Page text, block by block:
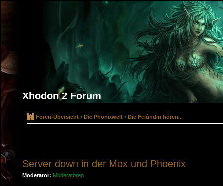
Xhodon 2 Forum
Foren-Übersicht ‹ Die Phönixwelt ‹ Die Felúndin hören...
Server down in der Mox und Phoenix
Moderator: Moderatoren